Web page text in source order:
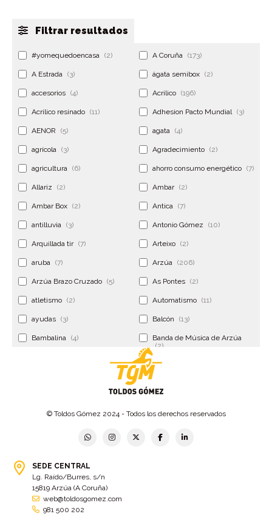
Filtrar resultados
#yomequedoencasa (2) A Coruña (173)
A Estrada (3) ágata semibox (2)
accesorios (4) Acrilico (196)
Acrilico resinado (11) Adhesion Pacto Mundial (3)
AENOR (5) agata (4)
agrícola (3) Agradecimiento (2)
agricultura (6) ahorro consumo energético (7)
Allariz (2) Ambar (2)
Ambar Box (2) Antica (7)
antilluvia (3) Antonio Gómez (10)
Arquillada tir (7) Arteixo (2)
aruba (7) Arzúa (206)
Arzúa Brazo Cruzado (5) As Pontes (2)
atletismo (2) Automatismo (11)
ayudas (3) Balcón (13)
Bambalina (4)
Banda de Música de Arzúa
(2)
Banderolas
Betanzos
bolsa cac (3)
bolsa ct (3)
© Toldos Gómez 2024 - Todos los derechos reservados
SEDE CENTRAL
Lg. Raído/Burres, s/n
15819 Arzúa (A Coruña)
web@toldosgomez.com
981 500 202